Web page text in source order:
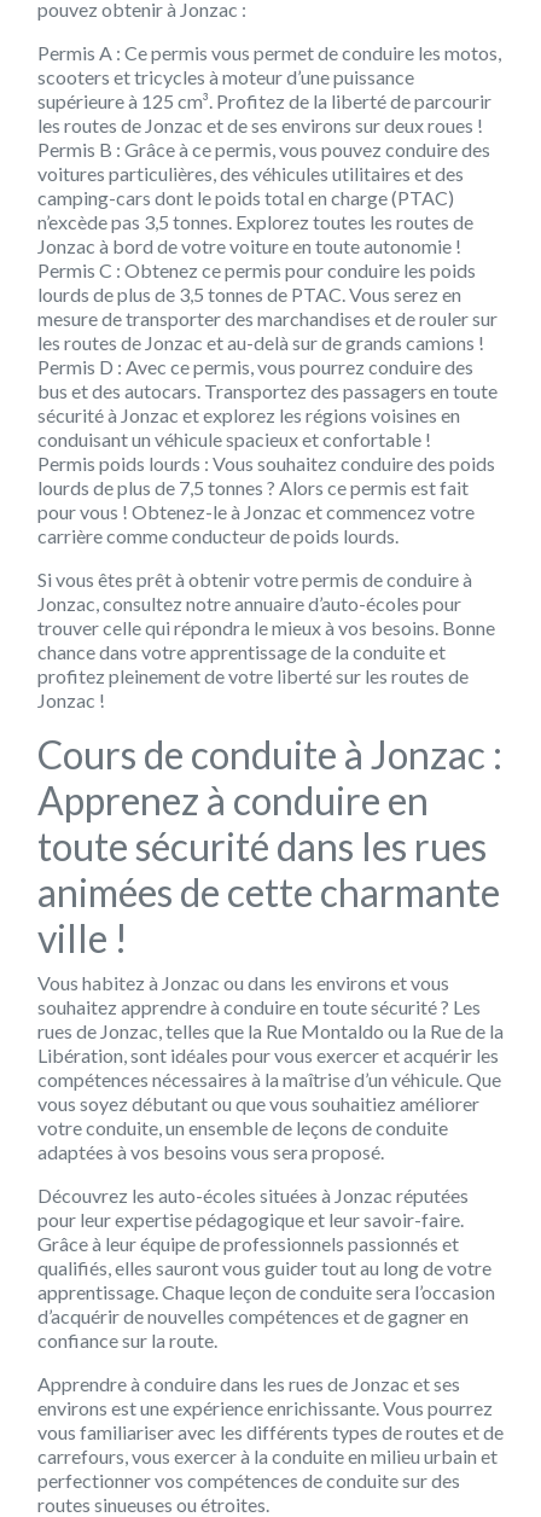
pouvez obtenir à Jonzac :
Permis A : Ce permis vous permet de conduire les motos,
scooters et tricycles à moteur d’une puissance
supérieure à 125 cm³. Profitez de la liberté de parcourir
les routes de Jonzac et de ses environs sur deux roues !
Permis B : Grâce à ce permis, vous pouvez conduire des
voitures particulières, des véhicules utilitaires et des
camping-cars dont le poids total en charge (PTAC)
n’excède pas 3,5 tonnes. Explorez toutes les routes de
Jonzac à bord de votre voiture en toute autonomie !
Permis C : Obtenez ce permis pour conduire les poids
lourds de plus de 3,5 tonnes de PTAC. Vous serez en
mesure de transporter des marchandises et de rouler sur
les routes de Jonzac et au-delà sur de grands camions !
Permis D : Avec ce permis, vous pourrez conduire des
bus et des autocars. Transportez des passagers en toute
sécurité à Jonzac et explorez les régions voisines en
conduisant un véhicule spacieux et confortable !
Permis poids lourds : Vous souhaitez conduire des poids
lourds de plus de 7,5 tonnes ? Alors ce permis est fait
pour vous ! Obtenez-le à Jonzac et commencez votre
carrière comme conducteur de poids lourds.
Si vous êtes prêt à obtenir votre permis de conduire à
Jonzac, consultez notre annuaire d’auto-écoles pour
trouver celle qui répondra le mieux à vos besoins. Bonne
chance dans votre apprentissage de la conduite et
profitez pleinement de votre liberté sur les routes de
Jonzac !
Cours de conduite à Jonzac :
Apprenez à conduire en
toute sécurité dans les rues
animées de cette charmante
ville !
Vous habitez à Jonzac ou dans les environs et vous
souhaitez apprendre à conduire en toute sécurité ? Les
rues de Jonzac, telles que la Rue Montaldo ou la Rue de la
Libération, sont idéales pour vous exercer et acquérir les
compétences nécessaires à la maîtrise d’un véhicule. Que
vous soyez débutant ou que vous souhaitiez améliorer
votre conduite, un ensemble de leçons de conduite
adaptées à vos besoins vous sera proposé.
Découvrez les auto-écoles situées à Jonzac réputées
pour leur expertise pédagogique et leur savoir-faire.
Grâce à leur équipe de professionnels passionnés et
qualifiés, elles sauront vous guider tout au long de votre
apprentissage. Chaque leçon de conduite sera l’occasion
d’acquérir de nouvelles compétences et de gagner en
confiance sur la route.
Apprendre à conduire dans les rues de Jonzac et ses
environs est une expérience enrichissante. Vous pourrez
vous familiariser avec les différents types de routes et de
carrefours, vous exercer à la conduite en milieu urbain et
perfectionner vos compétences de conduite sur des
routes sinueuses ou étroites.